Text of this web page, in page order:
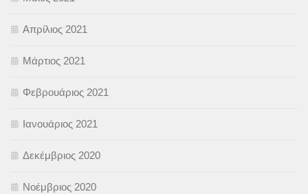
Απρίλιος 2021
Μάρτιος 2021
Φεβρουάριος 2021
Ιανουάριος 2021
Δεκέμβριος 2020
Νοέμβριος 2020